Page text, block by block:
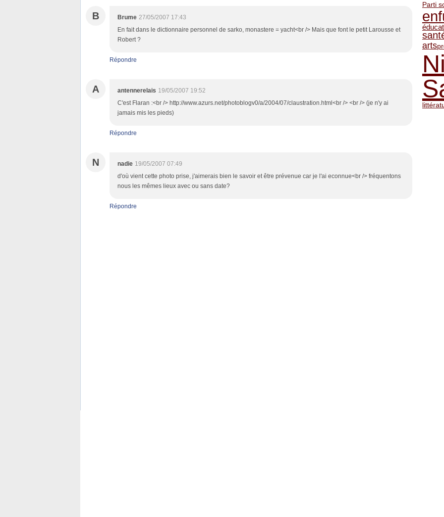
B Brume 27/05/2007 17:43
En fait dans le dictionnaire personnel de sarko, monastere = yacht<br /> Mais que font le petit Larousse et
Robert ?
Répondre
A antennerelais 19/05/2007 19:52
C'est Flaran :<br /> http://www.azurs.net/photoblogv0/a/2004/07/claustration.html<br /> <br /> (je n'y ai
jamais mis les pieds)
Répondre
N nadie 19/05/2007 07:49
d'où vient cette photo prise, j'aimerais bien le savoir et être prévenue car je l'ai econnue<br /> fréquentons
nous les mêmes lieux avec ou sans date?
Répondre
Parti
arts